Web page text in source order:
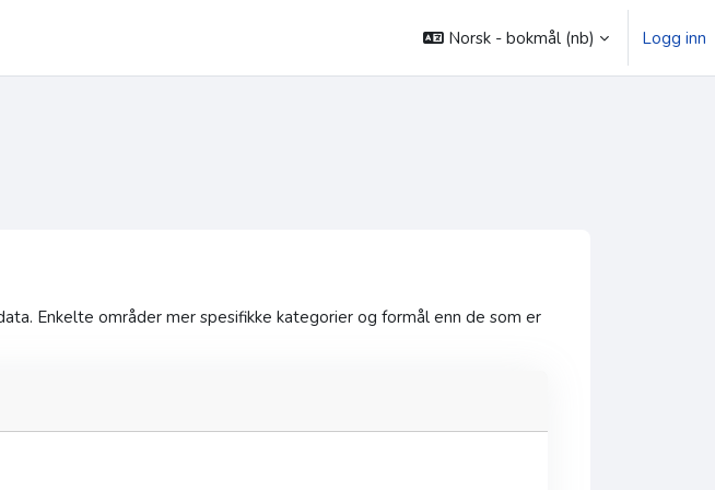
Norsk - bokmål ‎(nb)‎ Logg inn
Enkelte områder mer spesifikke kategorier og formål enn de som er